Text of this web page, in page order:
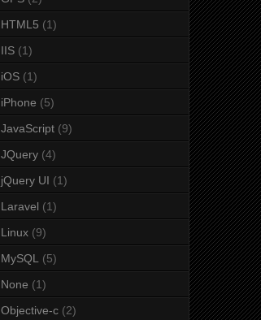
HTML5 (1)
IIS (1)
iOS (1)
iPhone (5)
JavaScript (9)
JQuery (4)
jQuery UI (1)
Laravel (1)
Linux (9)
MySQL
(5)
None (1)
Objective-c (2)